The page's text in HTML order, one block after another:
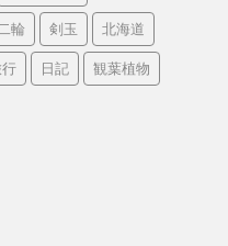
輪 剣玉 北海道
日記 観葉植物